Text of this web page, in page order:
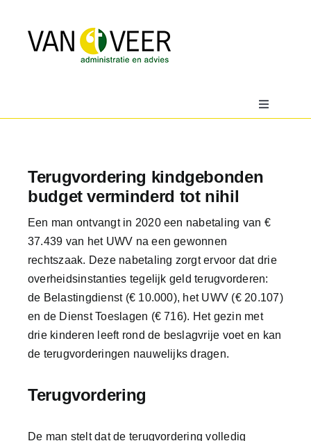
inhoud
Toggle
Navigation
Over
Downloads
Contact
Terugvordering kindgebonden
budget verminderd tot nihil
Een man ontvangt in 2020 een nabetaling van €
37.439 van het UWV na een gewonnen
rechtszaak. Deze nabetaling zorgt ervoor dat drie
overheidsinstanties tegelijk geld terugvorderen:
de Belastingdienst (€ 10.000), het UWV (€ 20.107)
en de Dienst Toeslagen (€ 716). Het gezin met
drie kinderen leeft rond de beslagvrije voet en kan
de terugvorderingen nauwelijks dragen.
Terugvordering
De man stelt dat de terugvordering volledig